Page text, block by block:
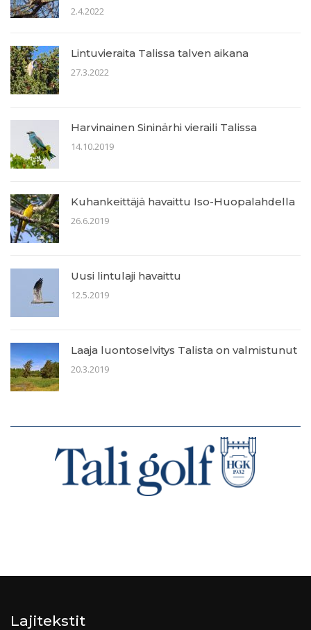
2.4.2022
Lintuvieraita Talissa talven aikana
27.3.2022
Harvinainen Sininärhi vieraili Talissa
14.10.2019
Kuhankeittäjä havaittu Iso-Huopalahdella
26.6.2019
Uusi lintulaji havaittu
12.5.2019
Laaja luontoselvitys Talista on valmistunut
20.3.2019
Lajitekstit